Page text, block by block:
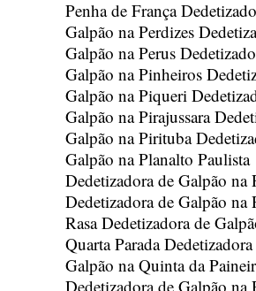
Penha de França
Galpão na Perdizes
Galpão na Perus
Galpão na Pinheiros
Galpão na Piqueri
Galpão na Pirajussara
Galpão na Pirituba
Galpão na Planalto Paulista
Dedetizadora de Galpão na
Dedetizadora de Galpão na
RasaDedetizadora de
Quarta Parada
Galpão na Quinta da
Dedetizadora de Galpão na